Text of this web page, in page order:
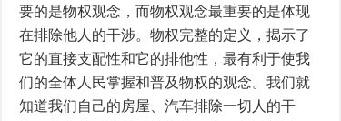
要的是物权观念，而物权观念最重要的是体现
在排除他人的干涉。物权完整的定义，揭示了
它的直接支配性和它的排他性，最有利于使我
们的全体人民掌握和普及物权的观念。我们就
知道我们自己的房屋、汽车排除一切人的干